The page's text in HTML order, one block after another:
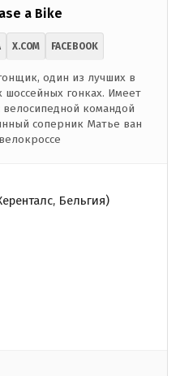
a Bike
X.COM FACEBOOK
один из лучших в
шоссейных гонках. Имеет
командой
соперник Матье ван
Бельгия)